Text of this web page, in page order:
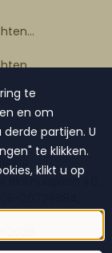
Blokhuisplein 40,
20729884,
te
en om
partijen. U
te klikken.
klikt u op